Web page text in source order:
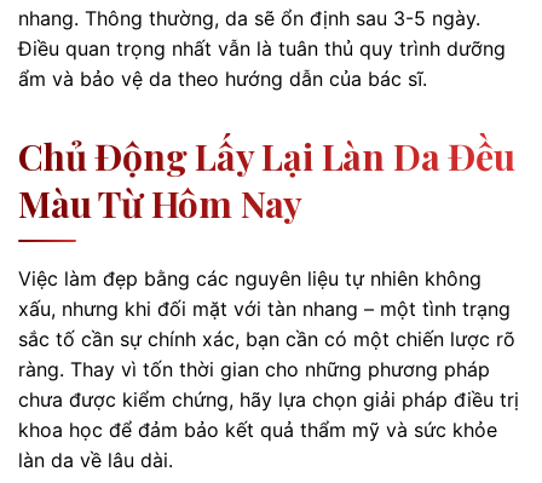
nhang. Thông thường, da sẽ ổn định sau 3-5 ngày.
Điều quan trọng nhất vẫn là tuân thủ quy trình dưỡng
ẩm và bảo vệ da theo hướng dẫn của bác sĩ.
Chủ Động Lấy Lại Làn Da Đều
Màu Từ Hôm Nay
Việc làm đẹp bằng các nguyên liệu tự nhiên không
xấu, nhưng khi đối mặt với tàn nhang – một tình trạng
sắc tố cần sự chính xác, bạn cần có một chiến lược rõ
ràng. Thay vì tốn thời gian cho những phương pháp
chưa được kiểm chứng, hãy lựa chọn giải pháp điều trị
khoa học để đảm bảo kết quả thẩm mỹ và sức khỏe
làn da về lâu dài.